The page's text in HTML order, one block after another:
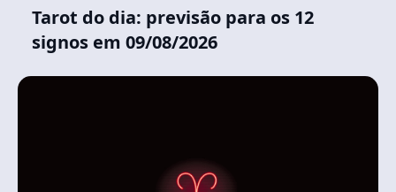
Tarot do dia: previsão para os 12
signos em 09/08/2026